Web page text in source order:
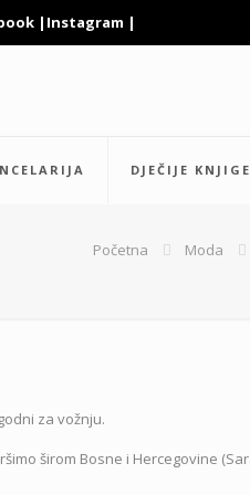
| Instagram |
DJEČIJE KNJIGE
Početna Moda
za vožnju.
širom Bosne i Hercegovine